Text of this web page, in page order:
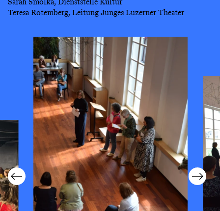
Teresa Rotemberg, Leitung Junges Luzerner Theater